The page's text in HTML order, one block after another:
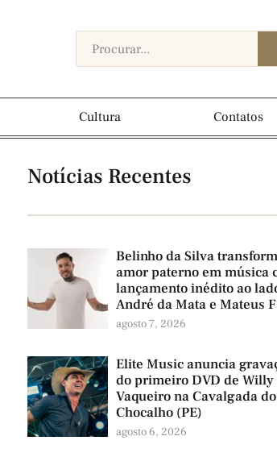
Cultura Contatos
Notícias Recentes
Belinho da Silva
amor paterno em música
lançamento inédito ao
André da Mata e Mateus
agosto 7, 2026
Elite Music anuncia
do primeiro DVD de Willy
Vaqueiro na Cavalgada do
Chocalho (PE)
agosto 6, 2026